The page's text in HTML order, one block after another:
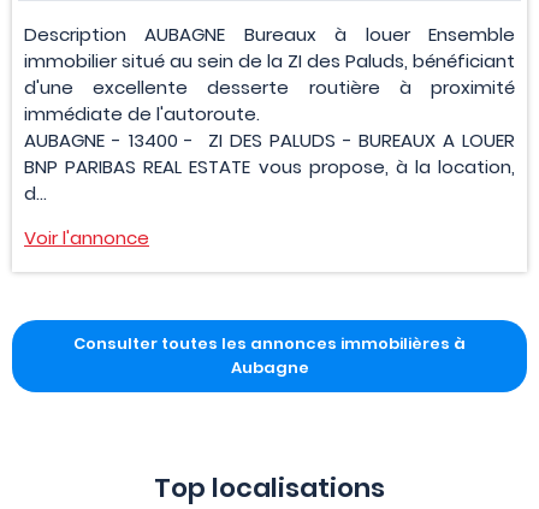
Description AUBAGNE Bureaux à louer Ensemble
immobilier situé au sein de la ZI des Paluds, bénéficiant
d'une excellente desserte routière à proximité
immédiate de l'autoroute.
AUBAGNE - 13400 - ZI DES PALUDS - BUREAUX A LOUER
BNP PARIBAS REAL ESTATE vous propose, à la location,
d...
Voir l'annonce
Consulter toutes les annonces immobilières à
Aubagne
Top localisations